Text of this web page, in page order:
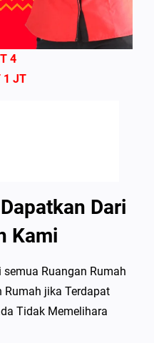
4
1 JT
Dari
Kami
Ruangan Rumah
Rumah jika Terdapat
Tidak Memelihara